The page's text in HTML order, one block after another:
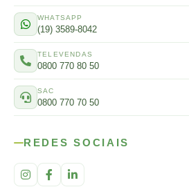
WHATSAPP
(19) 3589-8042
TELEVENDAS
0800 770 80 50
SAC
0800 770 70 50
REDES SOCIAIS